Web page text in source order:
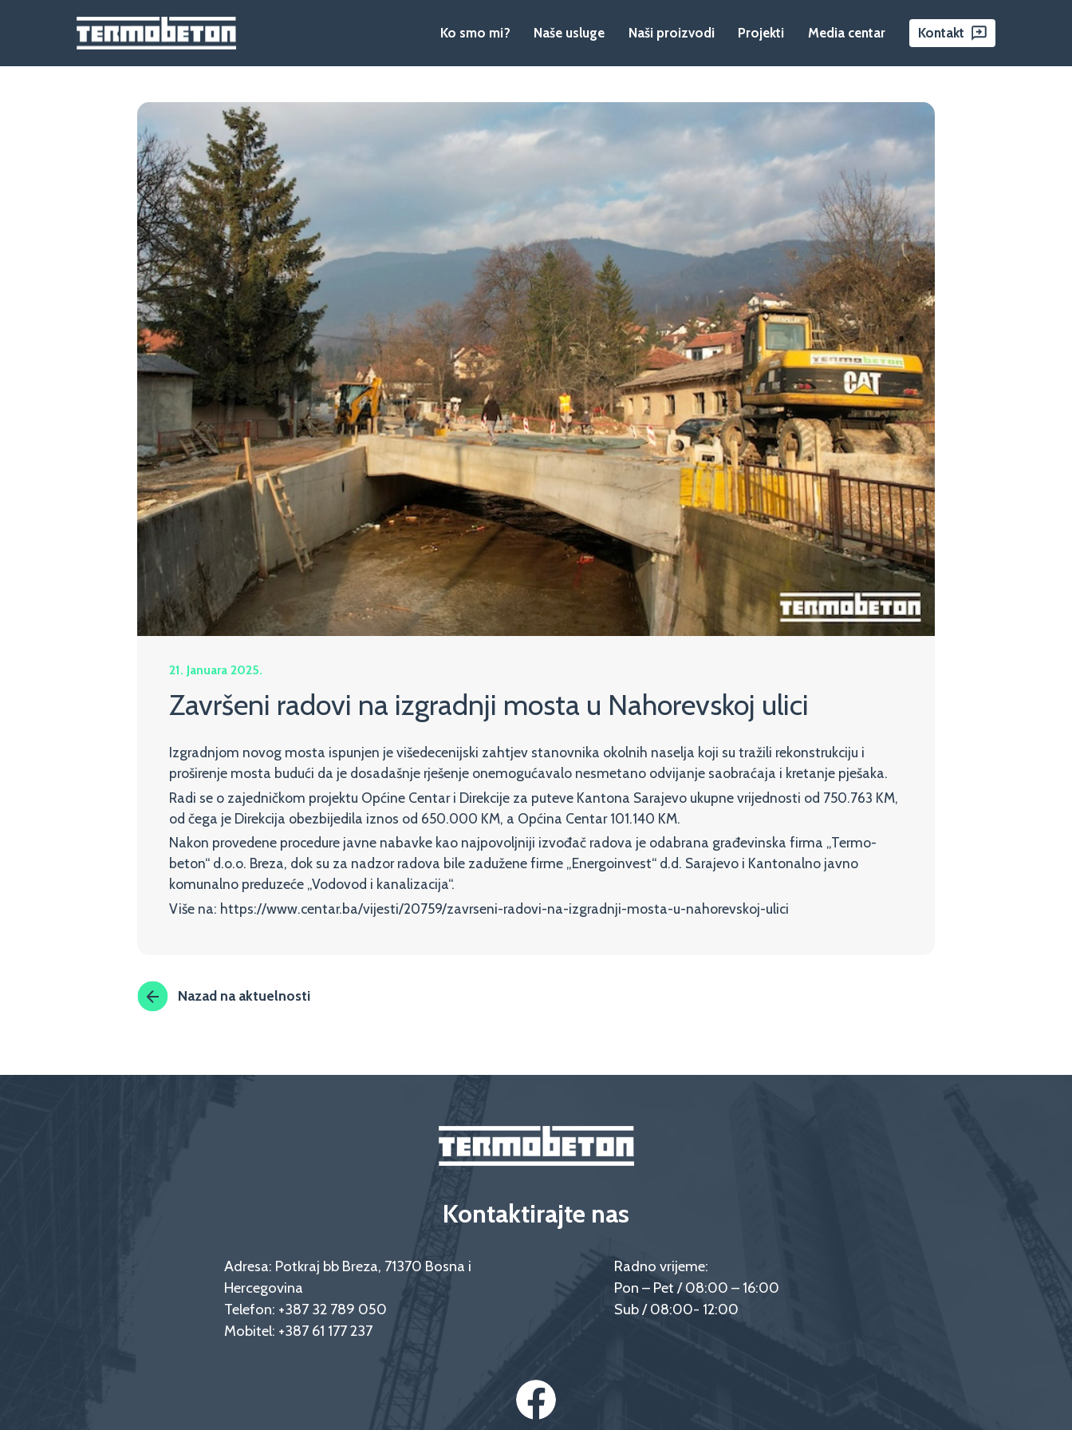
Ko smo mi? Naše usluge Naši proizvodi Projekti Media centar Kontakt
21. Januara 2025.
Završeni radovi na izgradnji mosta u Nahorevskoj ulici
Izgradnjom novog mosta ispunjen je višedecenijski zahtjev stanovnika okolnih naselja koji su tražili rekonstrukciju i
proširenje mosta budući da je dosadašnje rješenje onemogućavalo nesmetano odvijanje saobraćaja i kretanje pješaka.
Radi se o zajedničkom projektu Općine Centar i Direkcije za puteve Kantona Sarajevo ukupne vrijednosti od 750.763 KM,
od čega je Direkcija obezbijedila iznos od 650.000 KM, a Općina Centar 101.140 KM.
Nakon provedene procedure javne nabavke kao najpovoljniji izvođač radova je odabrana građevinska firma „Termo-
beton“ d.o.o. Breza, dok su za nadzor radova bile zadužene firme „Energoinvest“ d.d. Sarajevo i Kantonalno javno
komunalno preduzeće „Vodovod i kanalizacija“.
Više na: https://www.centar.ba/vijesti/20759/zavrseni-radovi-na-izgradnji-mosta-u-nahorevskoj-ulici
Nazad na aktuelnosti
Kontaktirajte nas
Adresa: Potkraj bb Breza, 71370 Bosna i
Hercegovina
Telefon: +387 32 789 050
Mobitel: +387 61 177 237
Radno vrijeme:
Pon – Pet / 08:00 – 16:00
Sub / 08:00- 12:00